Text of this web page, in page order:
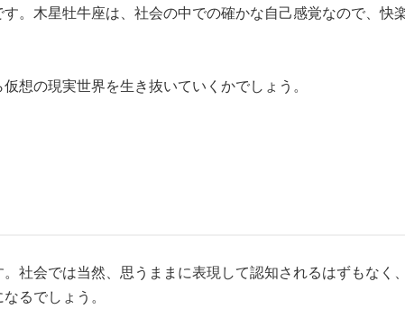
。木星牡牛座は、社会の中での確かな自己感覚なので、快
想の現実世界を生き抜いていくかでしょう。
社会では当然、思うままに表現して認知されるはずもなく
るでしょう。